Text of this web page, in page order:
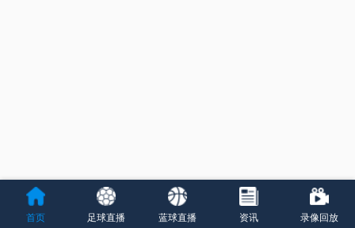
首页 足球直播 蓝球直播 资讯 录像回放